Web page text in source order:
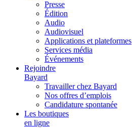
Presse
Édition
Audio
Audiovisuel
Applications et plateformes
Services média
Événements
Rejoindre
Bayard
Travailler chez Bayard
Nos offres d’emplois
Candidature spontanée
Les boutiques
en ligne